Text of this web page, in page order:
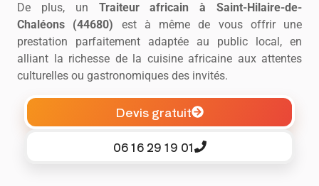
De plus, un Traiteur africain à Saint-Hilaire-de-
Chaléons (44680) est à même de vous offrir une
prestation parfaitement adaptée au public local, en
alliant la richesse de la cuisine africaine aux attentes
culturelles ou gastronomiques des invités.
Devis gratuit
06 16 29 19 01